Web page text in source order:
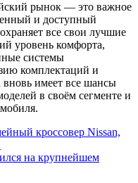
рынок — это важное
и доступный
все свои лучшие
уровень комфорта,
системы
комплектаций и
вновь имеет все шансы
в своём сегменте и
кроссовер Nissan,
на крупнейшем